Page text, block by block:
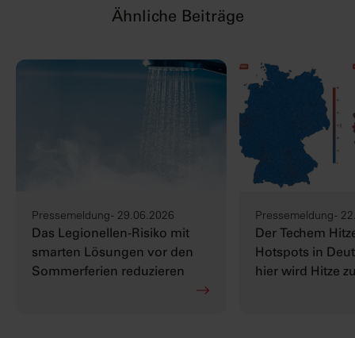
Ähnliche Beiträge
Pressemeldung - 29.06.2026
Das Legionellen-Risiko mit
smarten Lösungen vor den
Sommerferien reduzieren
Pressemeldung -
Der Techem
Hotspots in
hier wird Hitze